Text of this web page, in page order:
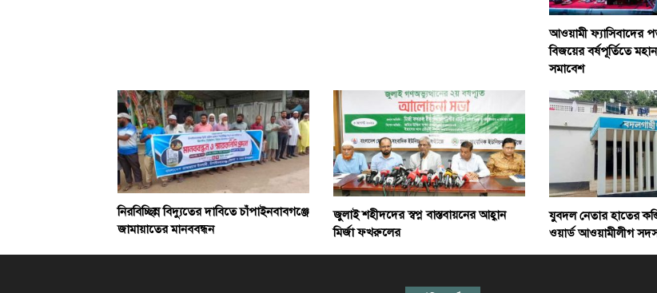
আওয়ামী ফ্যাসিবাদের
বিজয়ের বর্ষপূর্তিতে
সমাবেশ
নিরবিচ্ছিন্ন বিদ্যুতের দাবিতে চাঁপাইনবাবগঞ্জে
জামায়াতের মানববন্ধন
জুলাই শহীদদের স্বপ্ন বাস্তবায়নের আহ্বান
মির্জা ফখরুলের
যুবদল নেতার হাতের
ওয়ার্ড আওয়ামীলীগ